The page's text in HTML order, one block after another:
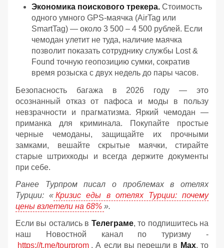
Экономика поискового трекера. Стоимость
одного умного GPS-маячка (AirTag или
SmartTag) — около 3 500 – 4 500 рублей. Если
чемодан улетит не туда, наличие маячка
позволит показать сотруднику службы Lost &
Found точную геопозицию сумки, сократив
время розыска с двух недель до пары часов.
Безопасность багажа в 2026 году — это
осознанный отказ от пафоса и моды в пользу
невзрачности и прагматизма. Яркий чемодан —
приманка для криминала. Покупайте простые
черные чемоданы, защищайте их прочными
замками, вешайте скрытые маячки, стирайте
старые штрихкоды и всегда держите документы
при себе.
Ранее Турпром писал о проблемах в отелях
Турции: « Кризис еды в отелях Турции: почему
цены взлетели на 68% ».
Если вы остались в Телеграме, то подпишитесь на
наш Новостной канал по туризму -
https://t.me/tourprom . А если вы перешли в Мах, то